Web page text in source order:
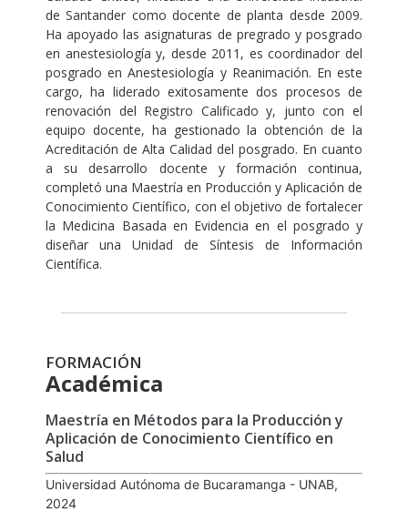
de Santander como docente de planta desde 2009.
Ha apoyado las asignaturas de pregrado y posgrado
en anestesiología y, desde 2011, es coordinador del
posgrado en Anestesiología y Reanimación. En este
cargo, ha liderado exitosamente dos procesos de
renovación del Registro Calificado y, junto con el
equipo docente, ha gestionado la obtención de la
Acreditación de Alta Calidad del posgrado. En cuanto
a su desarrollo docente y formación continua,
completó una Maestría en Producción y Aplicación de
Conocimiento Científico, con el objetivo de fortalecer
la Medicina Basada en Evidencia en el posgrado y
diseñar una Unidad de Síntesis de Información
Científica.
FORMACIÓN
Académica
Maestría en Métodos para la Producción y
Aplicación de Conocimiento Científico en
Salud
Universidad Autónoma de Bucaramanga - UNAB,
2024